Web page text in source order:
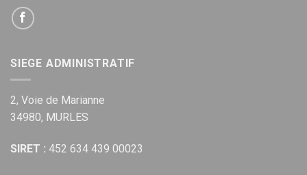
SIEGE ADMINISTRATIF
2, Voie de Marianne
34980, MURLES
SIRET : 452 634 439 00023